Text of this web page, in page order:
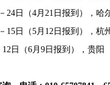
24 日（4月21 日报到），哈
15 日（5月 12 日报到），杭
12 日（6月9 日报到），贵阳